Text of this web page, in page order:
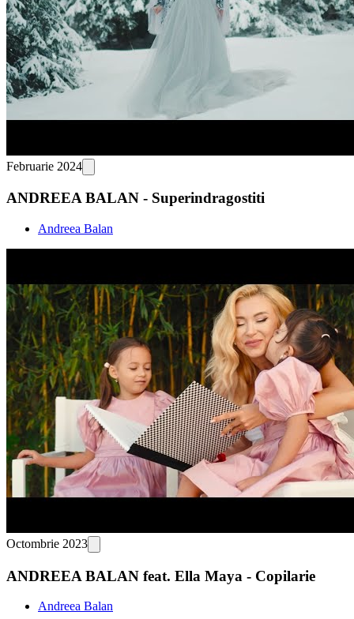
Februarie 2024
ANDREEA BALAN - Superindragostiti
Andreea Balan
Octombrie 2023
ANDREEA BALAN feat. Ella Maya - Copilarie
Andreea Balan